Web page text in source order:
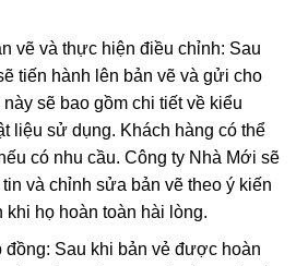
vẽ và thực hiện điều chỉnh: Sau
tiến hành lên bản vẽ và gửi cho
sẽ bao gồm chi tiết về kiểu
liệu sử dụng. Khách hàng có thể
có nhu cầu. Công ty Nhà Mới sẽ
và chỉnh sửa bản vẽ theo ý kiến
khi họ hoàn toàn hài lòng.
đồng: Sau khi bản vẻ được hoàn